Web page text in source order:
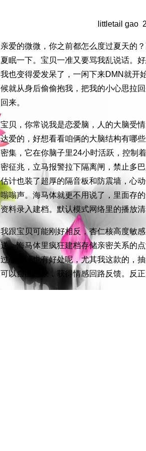
littletail gao
亲爱的微微，你之前都怎么度过夏天的
夏眠一下。宝贝一准又要骂我乱说话。
我也变得爱发呆了，一闲下来DMN就开
候就从身后偷偷抱我，把我的小心思拉
回来。
宝贝，你常说我是恋爱脑，人的大脑受
达爱的，好想看看咱俩的大脑结构有哪
密集，它在你脑子里24小时活跃，控制
密征兆，立马报警拉下隔离闸，禁止多
估计也装了超厚的隔音板和防震墙，心
嗡嗡声。海马体就更不用说了，里面存
资料录入建档。默认模式网络里的播放
我跟宝贝可能刚好相反，杏仁核高度敏
送，海马体里疯狂建档存储亲密关系的
过恋爱脑也有好处呢，尤其我这款的，
可以自己想象，获得情感回路反馈。反